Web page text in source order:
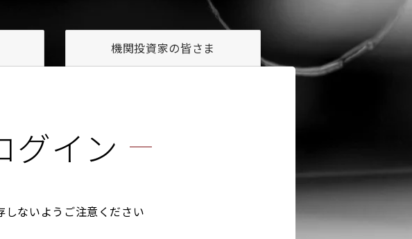
機関投資家の皆さま
グイン
ないようご注意ください